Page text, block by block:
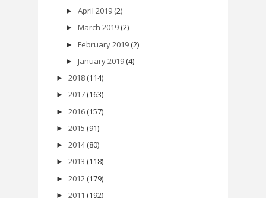
► April 2019 (2)
► March 2019 (2)
► February 2019 (2)
► January 2019 (4)
► 2018 (114)
► 2017 (163)
► 2016 (157)
► 2015 (91)
► 2014 (80)
► 2013 (118)
► 2012 (179)
► 2011 (192)